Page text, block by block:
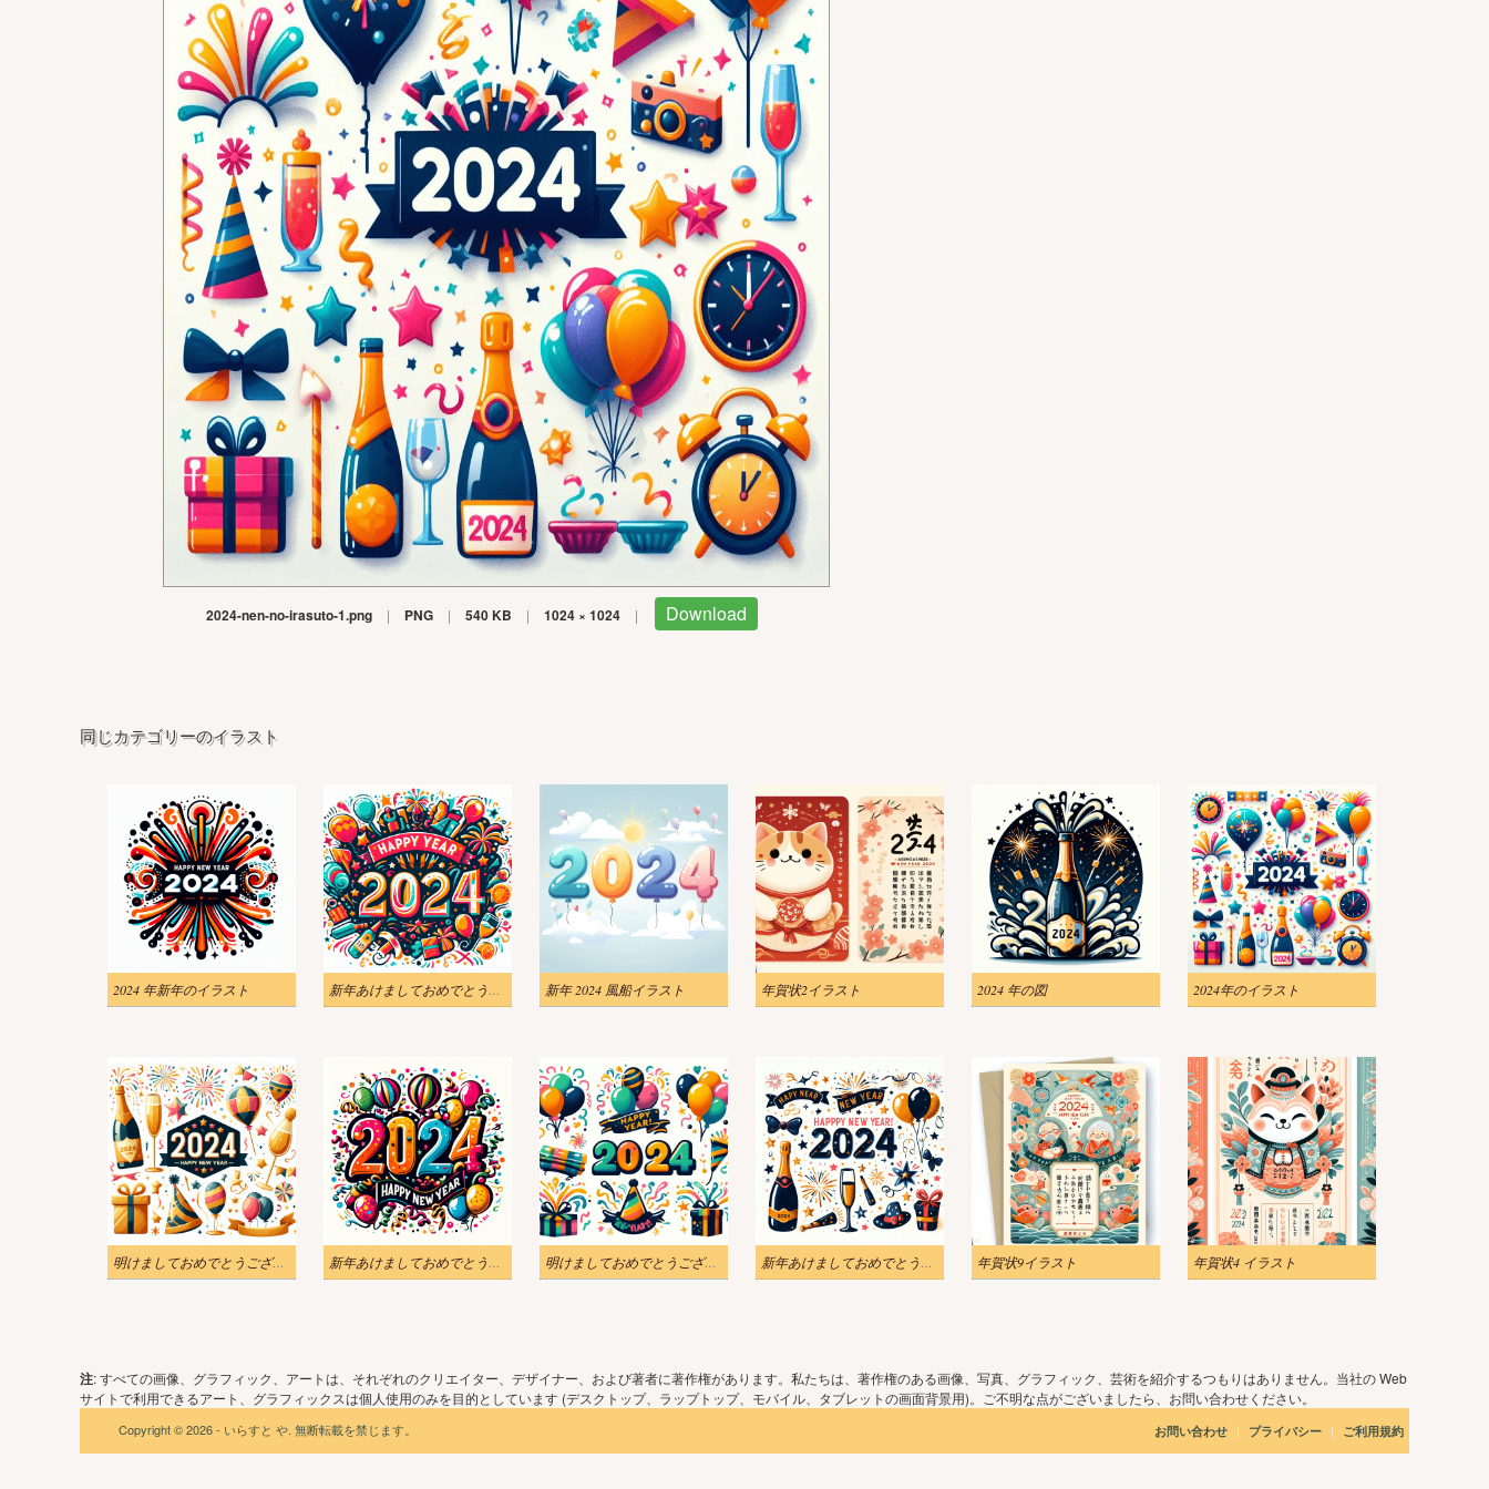
2024-nen-no-irasuto-1.png | PNG | 540 KB | 1024 × 1024 | Download
同じカテゴリーのイラスト
2024 年新年のイラスト 新年あけましておめでとうございます2024イラストダウンロード 新年 2024 風船イラスト 年賀状2イラスト 2024 年の図 2024年のイラスト
明けましておめでとうございます 2024 イラスト 無料画像 新年あけましておめでとうございます 2024 Png イラスト 明けましておめでとうございます 2024 イラスト写真 新年あけましておめでとうございます 2024 イラスト 無料画像 年賀状9イラスト 年賀状4 イラスト
注: すべての画像、グラフィック、アートは、それぞれのクリエイター、デザイナー、および著者に著作権があります。私たちは、著作権のある画像、写真、グラフィック、芸術を紹介するつもりはありません。当社の Web
サイトで利用できるアート、グラフィックスは個人使用のみを目的としています (デスクトップ、ラップトップ、モバイル、タブレットの画面背景用)。ご不明な点がございましたら、お問い合わせください。
Copyright © 2026 - いらすと や. 無断転載を禁じます。 お問い合わせ | プライバシー | ご利用規約